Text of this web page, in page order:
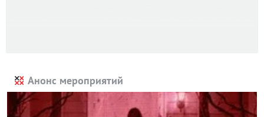
Анонс мероприятий